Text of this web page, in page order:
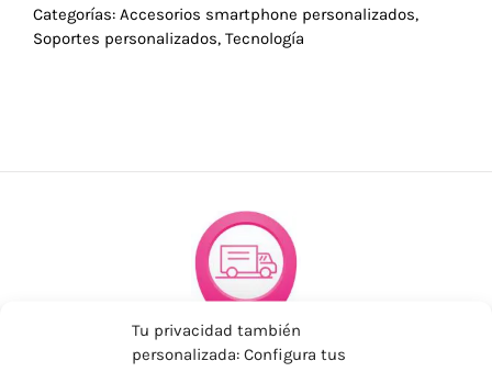
Tu privacidad también
personalizada: Configura tus
Categorías: Accesorios smartphone personalizados,
Soportes personalizados, Tecnología
ENVÍOS ECONÓMICOS